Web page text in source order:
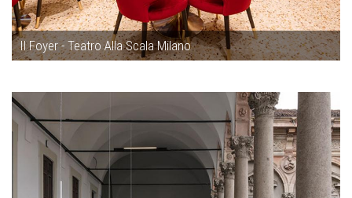
Il Foyer - Teatro Alla Scala Milano